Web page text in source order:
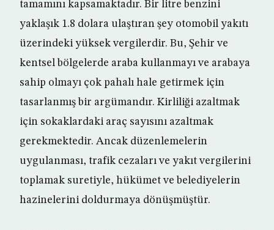
tamamını kapsamaktadır. Bir litre benzini
yaklaşık 1.8 dolara ulaştıran şey otomobil yakıtı
üzerindeki yüksek vergilerdir. Bu, Şehir ve
kentsel bölgelerde araba kullanmayı ve arabaya
sahip olmayı çok pahalı hale getirmek için
tasarlanmış bir argümandır. Kirliliği azaltmak
için sokaklardaki araç sayısını azaltmak
gerekmektedir. Ancak düzenlemelerin
uygulanması, trafik cezaları ve yakıt vergilerini
toplamak suretiyle, hükümet ve belediyelerin
hazinelerini doldurmaya dönüşmüştür.